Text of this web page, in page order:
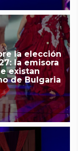
la elección
la emisora
existan
de Bulgaria